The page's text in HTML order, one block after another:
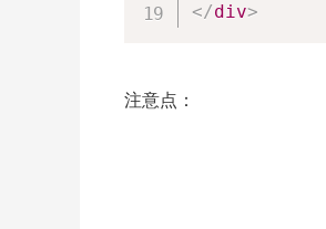
</div>
注意点：